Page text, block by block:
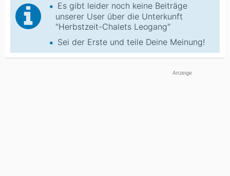
Es gibt leider noch keine Beiträge
unserer User über die Unterkunft
"Herbstzeit-Chalets Leogang"
Sei der Erste und teile Deine Meinung!
Anzeige